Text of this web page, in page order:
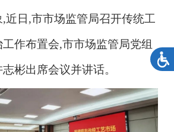
近日,市市场监管局召开传统工
作布置会,市市场监管局党组
彬出席会议并讲话。